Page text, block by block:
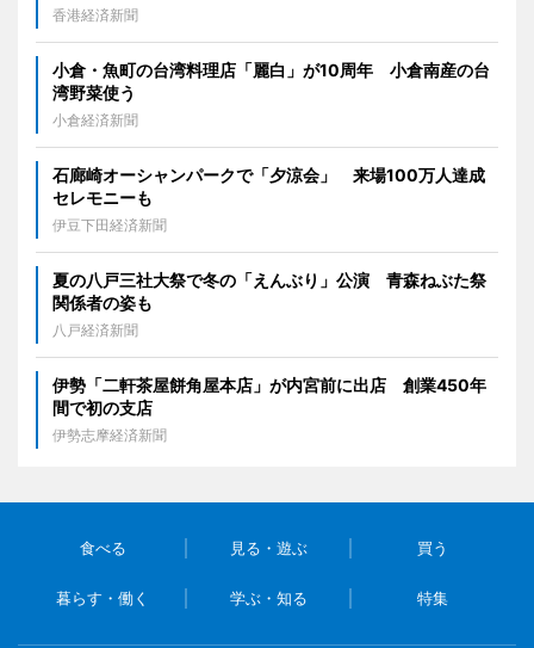
香港経済新聞
小倉・魚町の台湾料理店「麗白」が10周年 小倉南産の台
湾野菜使う
小倉経済新聞
石廊崎オーシャンパークで「夕涼会」 来場100万人達成
セレモニーも
伊豆下田経済新聞
夏の八戸三社大祭で冬の「えんぶり」公演 青森ねぶた祭
関係者の姿も
八戸経済新聞
伊勢「二軒茶屋餅角屋本店」が内宮前に出店 創業450年
間で初の支店
伊勢志摩経済新聞
食べる 見る・遊ぶ 買う
暮らす・働く 学ぶ・知る 特集